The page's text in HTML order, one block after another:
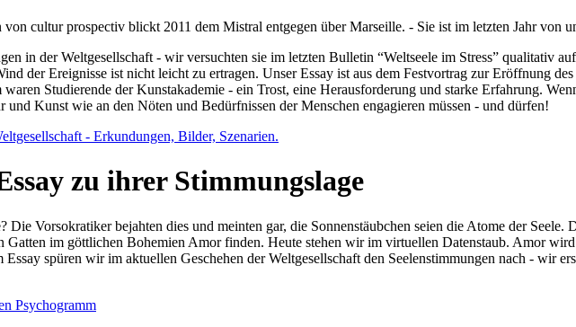
von cultur prospectiv blickt 2011 dem Mistral entgegen über Marseille. - Sie ist im letzten Jahr von
in der Weltgesellschaft - wir versuchten sie im letzten Bulletin “Weltseele im Stress” qualitativ
der Ereignisse ist nicht leicht zu ertragen. Unser Essay ist aus dem Festvortrag zur Eröffnung
Studierende der Kunstakademie - ein Trost, eine Herausforderung und starke Erfahrung.
Kunst wie an den Nöten und Bedürfnissen der Menschen engagieren müssen - und dürfen!
- Erkundungen, Bilder, Szenarien.
zu ihrer Stimmungslage
Die Vorsokratiker bejahten dies und meinten gar, die Sonnenstäubchen seien die Atome der
Gatten im göttlichen Bohemien Amor finden. Heute stehen wir im virtuellen Datenstaub. Amor
spüren wir im aktuellen Geschehen der Weltgesellschaft den Seelenstimmungen nach - wir
Psychogramm